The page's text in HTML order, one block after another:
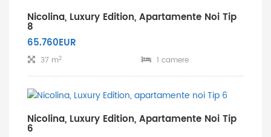
Nicolina, Luxury Edition, Apartamente Noi Tip
8
65.760EUR
37 m2 1 camere
Nicolina, Luxury Edition, Apartamente Noi Tip
6